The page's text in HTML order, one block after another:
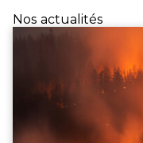
Nos actualités